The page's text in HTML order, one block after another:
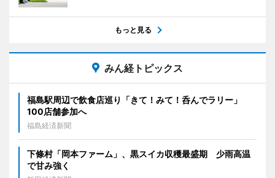
もっと見る
みん経トピックス
福島駅周辺で飲食店巡り「きて！みて！呑んでラリー」
100店舗参加へ
福島経済新聞
下條村「岡本ファーム」、黒スイカ収穫最盛期 少雨高温
で甘み強く